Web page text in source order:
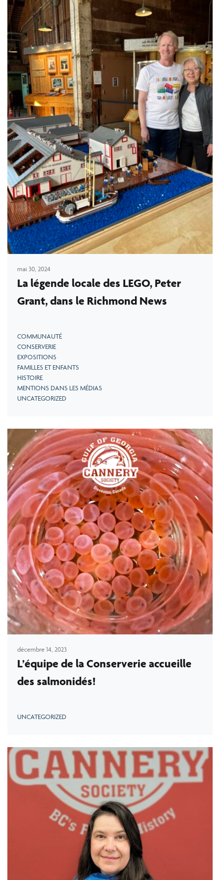
mai 30, 2024
La légende locale des LEGO, Peter
Grant, dans le Richmond News
COMMUNAUTÉ
CONSERVERIE
EXPOSITIONS
FAMILLES ET ENFANTS
HISTOIRE
MENTIONS DANS LES MÉDIAS
UNCATEGORIZED
décembre 14, 2023
L’équipe de la Conserverie accueille
des salmonidés!
UNCATEGORIZED